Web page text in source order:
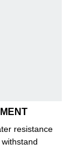
resistance